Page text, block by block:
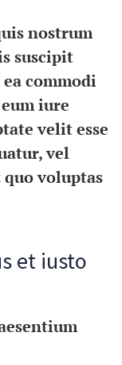
nostrum
suscipit
commodi
iure
velit esse
vel
voluptas
et iusto